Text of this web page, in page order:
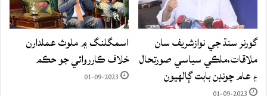
گورنر سنڌ جي نوازشريف سان
ملاقات،ملڪي سياسي صورتحال
۽ عام چونڊن بابت ڳالهيون
اسمگلنگ ۾ ملوث عملدارن
خلاف ڪارروائي جو حڪم
01-09-2023